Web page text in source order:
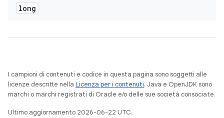
long
I campioni di contenuti e codice in questa pagina sono soggetti alle
licenze descritte nella Licenza per i contenuti. Java e OpenJDK sono
marchi o marchi registrati di Oracle e/o delle sue società consociate.
Ultimo aggiornamento 2026-06-22 UTC.